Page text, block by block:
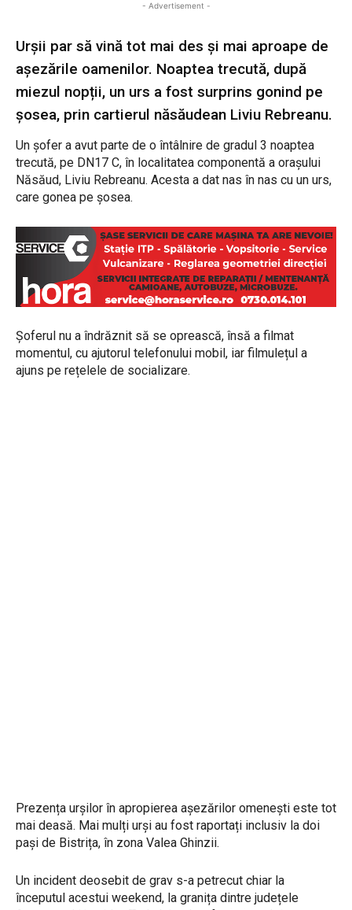
- Advertisement -
Urșii par să vină tot mai des și mai aproape de
așezările oamenilor. Noaptea trecută, după
miezul nopții, un urs a fost surprins gonind pe
șosea, prin cartierul năsăudean Liviu Rebreanu.
Un șofer a avut parte de o întâlnire de gradul 3 noaptea
trecută, pe DN17 C, în localitatea componentă a orașului
Năsăud, Liviu Rebreanu. Acesta a dat nas în nas cu un urs,
care gonea pe șosea.
Șoferul nu a îndrăznit să se oprească, însă a filmat
momentul, cu ajutorul telefonului mobil, iar filmulețul a
ajuns pe rețelele de socializare.
Prezența urșilor în apropierea așezărilor omenești este tot
mai deasă. Mai mulți urși au fost raportați inclusiv la doi
pași de Bistrița, în zona Valea Ghinzii.
Un incident deosebit de grav s-a petrecut chiar la
începutul acestui weekend, la granița dintre județele